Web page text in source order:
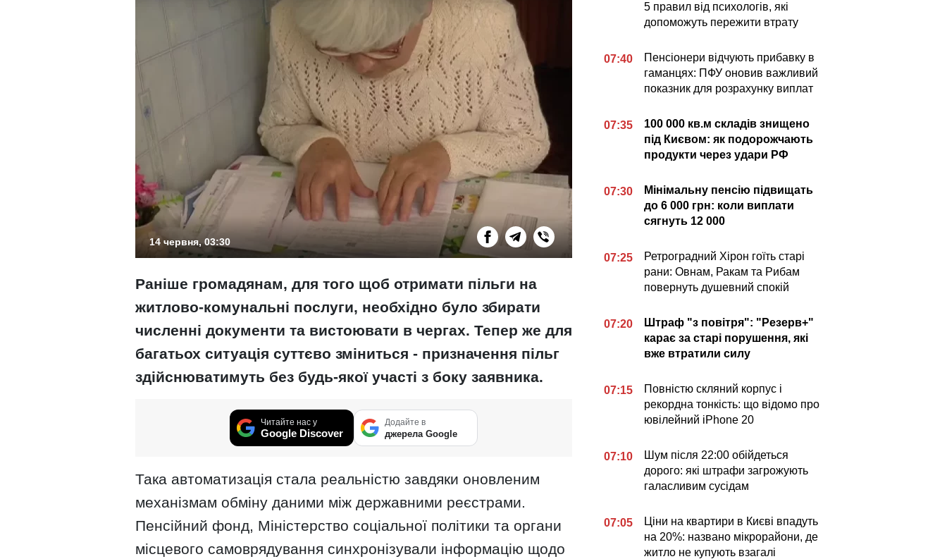
14 червня, 03:30
Раніше громадянам, для того щоб отримати пільги на
житлово-комунальні послуги, необхідно було збирати
численні документи та вистоювати в чергах. Тепер же для
багатьох ситуація суттєво зміниться - призначення пільг
здійснюватимуть без будь-якої участі з боку заявника.
Читайте нас у
Google Discover
Додайте в
джерела Google
Така автоматизація стала реальністю завдяки оновленим
механізмам обміну даними між державними реєстрами.
Пенсійний фонд, Міністерство соціальної політики та органи
місцевого самоврядування синхронізували інформацію щодо
5 правил від психологів, які
допоможуть пережити втрату
07:40
Пенсіонери відчують прибавку в
гаманцях: ПФУ оновив важливий
показник для розрахунку виплат
07:35
100 000 кв.м складів знищено
під Києвом: як подорожчають
продукти через удари РФ
07:30
Мінімальну пенсію підвищать
до 6 000 грн: коли виплати
сягнуть 12 000
07:25
Ретроградний Хірон гоїть старі
рани: Овнам, Ракам та Рибам
повернуть душевний спокій
07:20
Штраф "з повітря": "Резерв+"
карає за старі порушення, які
вже втратили силу
07:15
Повністю скляний корпус і
рекордна тонкість: що відомо про
ювілейний iPhone 20
07:10
Шум після 22:00 обійдеться
дорого: які штрафи загрожують
галасливим сусідам
07:05
Ціни на квартири в Києві впадуть
на 20%: названо мікрорайони, де
житло не купують взагалі